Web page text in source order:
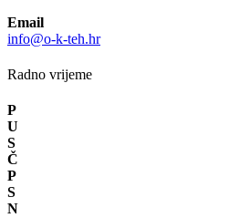
Email
info@o-k-teh.hr
Radno vrijeme
P
U
S
Č
P
S
N